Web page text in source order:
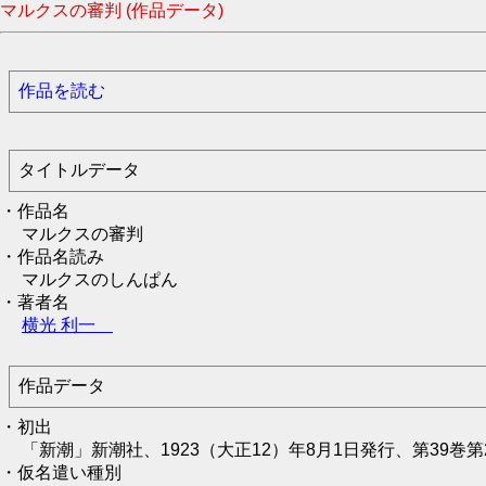
マルクスの審判 (作品データ)
作品を読む
タイトルデータ
・作品名
マルクスの審判
・作品名読み
マルクスのしんぱん
・著者名
横光 利一
作品データ
・初出
「新潮」新潮社、1923（大正12）年8月1日発行、第39巻
・仮名遣い種別